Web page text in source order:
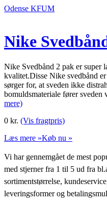
Odense KFUM
Nike
Nike Svedbånd 2 pak er super
kvalitet.Disse Nike svedbånd
sørger for, at sveden ikke
bomuldsmateriale fører
mere)
0 kr. (Vis fragtpris)
Læs mere »Køb nu »
Vi har gennemgået de mest
med stjerner fra 1 til 5 ud fra
sortimentstørrelse,
leveringsformer og